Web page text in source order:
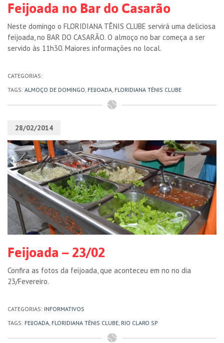
Feijoada no Bar do Casarão
Neste domingo o FLORIDIANA TÊNIS CLUBE servirá uma deliciosa
feijoada, no BAR DO CASARÃO. O almoço no bar começa a ser
servido às 11h30. Maiores informações no local.
CATEGORIAS:
TAGS: ALMOÇO DE DOMINGO FEIJOADA FLORIDIANA TÊNIS CLUBE
28/02/2014
Feijoada – 23/02
Confira as fotos da feijoada, que aconteceu em no no dia
23/Fevereiro.
CATEGORIAS: INFORMATIVOS
TAGS: FEIJOADA FLORIDIANA TÊNIS CLUBE RIO CLARO SP